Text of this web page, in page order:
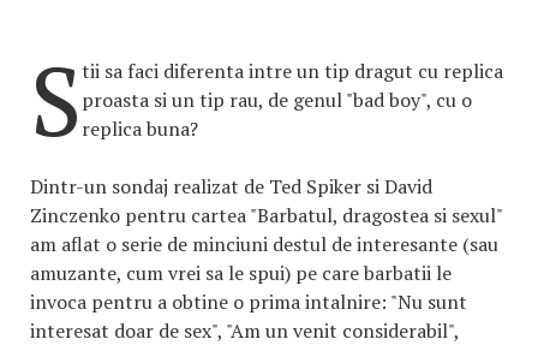
Stii sa faci diferenta intre un tip dragut cu replica
proasta si un tip rau, de genul "bad boy", cu o
replica buna?
Dintr-un sondaj realizat de Ted Spiker si David
Zinczenko pentru cartea "Barbatul, dragostea si sexul"
am aflat o serie de minciuni destul de interesante (sau
amuzante, cum vrei sa le spui) pe care barbatii le
invoca pentru a obtine o prima intalnire: "Nu sunt
interesat doar de sex", "Am un venit considerabil",